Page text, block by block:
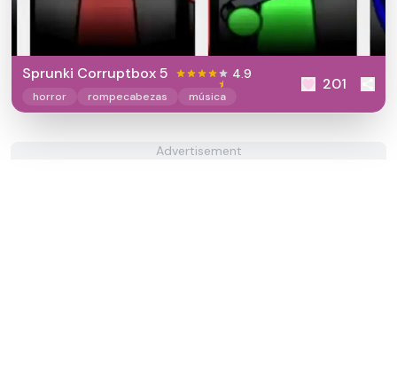
Sprunki Corruptbox 5 4.9
horror rompecabezas música
201
Advertisement